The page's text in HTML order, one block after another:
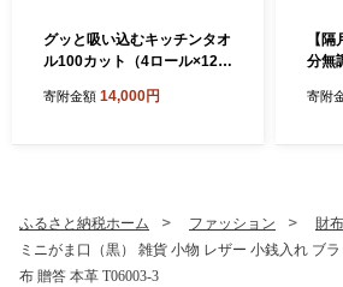
グッと吸い込むキッチンタオ
ル100カット（4ロール×12パ
用品 消耗品 大容量 吸収力 破
寄附金額 14,000円
【
分無
定期
寄附
ふるさと納税ホーム ファッション
財布
ミニがま口（黒） 雑貨 小物 レザー 小銭入れ ブ
布 贈答 本革 T06003-3